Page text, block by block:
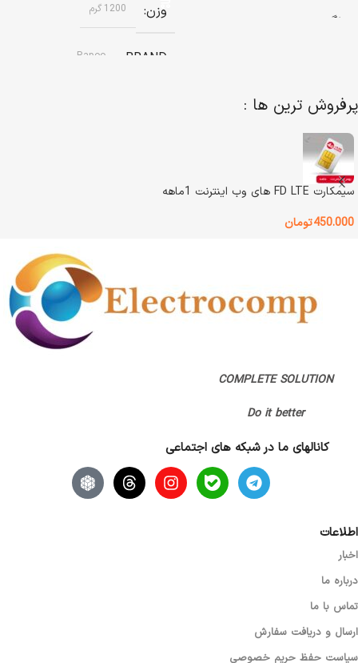
رنگ
وزن 1200 گرم
BRAND
Rapoo
رنگ
اصالت کالا اصل
پرفروش ترین ها :
سیمکارت FD LTE های وب اینترنت 1ماهه
450.000تومان
COMPLETE SOLUTION
Do it better
کانالهای ما در شبکه های اجتماعی
اطلاعات
اخبار
درباره ما
تماس با ما
ارسال و دریافت سفارش
سیاست حفظ حریم خصوصی